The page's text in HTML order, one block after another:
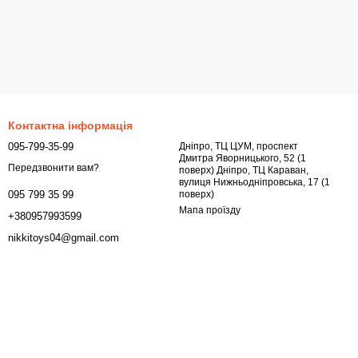
Контактна інформація
095-799-35-99
Передзвонити вам?
095 799 35 99
+380957993599
nikkitoys04@gmail.com
Дніпро, ТЦ ЦУМ, проспект
Дмитра Яворницького, 52 (1
поверх) Дніпро, ТЦ Караван,
вулиця Нижньодніпровська, 17 (1
поверх)
Мапа проїзду